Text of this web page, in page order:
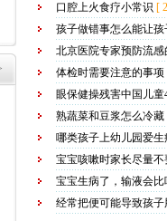
口腔上火食疗小常识 [
孩子做错事怎么能让
北京医院专家预防流感
体检时需要注意的事项
眼保健操残害中国儿童
熟蔬菜和豆浆怎么冷藏
哪类孩子上幼儿园爱生
宝宝咳嗽时家长尽量
宝宝生病了，输液会
经常把便可能导致孩子